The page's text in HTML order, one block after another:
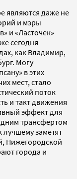
являются даже не
и мэры
и «Ласточек»
сегодня
как Владимир,
Могу
в этих
мест, стало
поток
и такт движения
эффект для
трансфертом
заметят
Нижегородской
города и